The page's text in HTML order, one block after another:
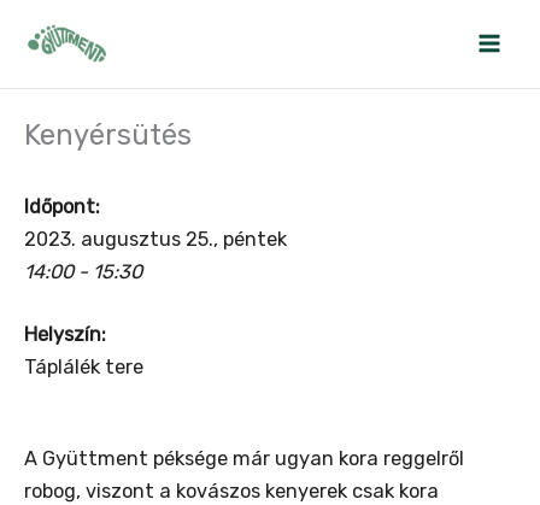
Kenyérsütés
Időpont:
2023. augusztus 25., péntek
14:00 - 15:30
Helyszín:
Táplálék tere
A Gyüttment péksége már ugyan kora reggelről
robog, viszont a kovászos kenyerek csak kora